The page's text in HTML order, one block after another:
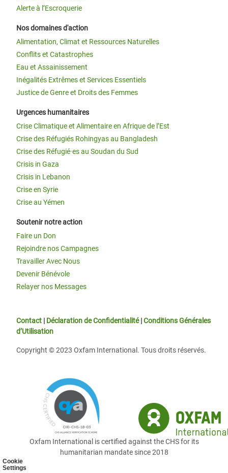
Cookie
Settings
Alerte à l’Escroquerie
Nos domaines d'action
Alimentation, Climat et Ressources Naturelles
Conflits et Catastrophes
Eau et Assainissement
Inégalités Extrêmes et Services Essentiels
Justice de Genre et Droits des Femmes
Urgences humanitaires
Crise Climatique et Alimentaire en Afrique de l’Est
Crise des Réfugiés Rohingyas au Bangladesh
Crise des Réfugié·es au Soudan du Sud
Crisis in Gaza
Crisis in Lebanon
Crise en Syrie
Crise au Yémen
Soutenir notre action
Faire un Don
Rejoindre nos Campagnes
Travailler Avec Nous
Devenir Bénévole
Relayer nos Messages
Contact | Déclaration de Confidentialité|Conditions Générales
d’Utilisation
Copyright © 2023 Oxfam International. Tous droits réservés.
Oxfam International is certified against the CHS for its
humanitarian mandate since 2018